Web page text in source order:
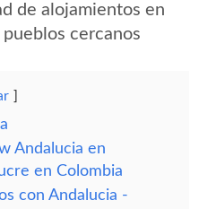
de alojamientos en
cercanos
Andalucia en
en Colombia
con Andalucia -